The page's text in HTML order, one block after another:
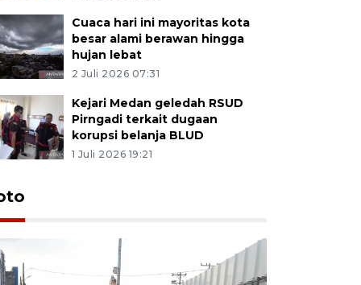
Cuaca hari ini mayoritas kota
besar alami berawan hingga
hujan lebat
2 Juli 2026 07:31
Kejari Medan geledah RSUD
Pirngadi terkait dugaan
korupsi belanja BLUD
1 Juli 2026 19:21